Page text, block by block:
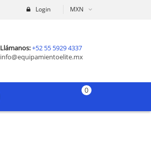
MXN
Login
Llámanos:+52 55 5929 4337
info@equipamientoelite.mx
0